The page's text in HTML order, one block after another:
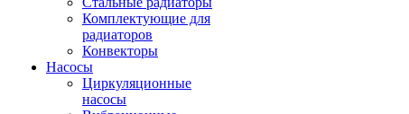
Комплектующие для
радиаторов
Конвекторы
Насосы
Циркуляционные
насосы